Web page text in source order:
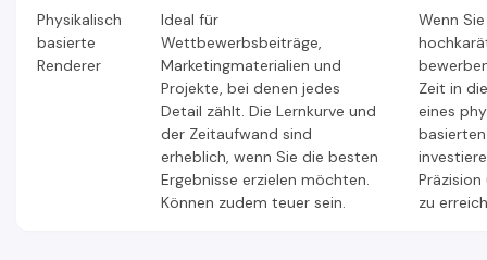
Physikalisch
basierte
Renderer
Ideal für
Wettbewerbsbeiträge,
Marketingmaterialien und
Projekte, bei denen jedes
Detail zählt. Die Lernkurve und
der Zeitaufwand sind
erheblich, wenn Sie die besten
Ergebnisse erzielen möchten.
Können zudem teuer sein.
Wenn
Zeit in
eines
Präzision
zu